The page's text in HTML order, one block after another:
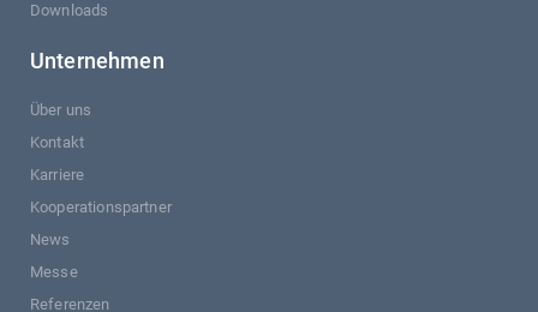
Downloads
Unternehmen
Über uns
Kontakt
Karriere
Kooperationspartner
News
Messe
Referenzen